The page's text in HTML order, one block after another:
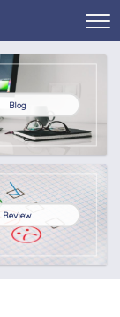
Blog
Review